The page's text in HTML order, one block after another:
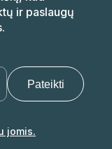
ir paslaugų
jomis.